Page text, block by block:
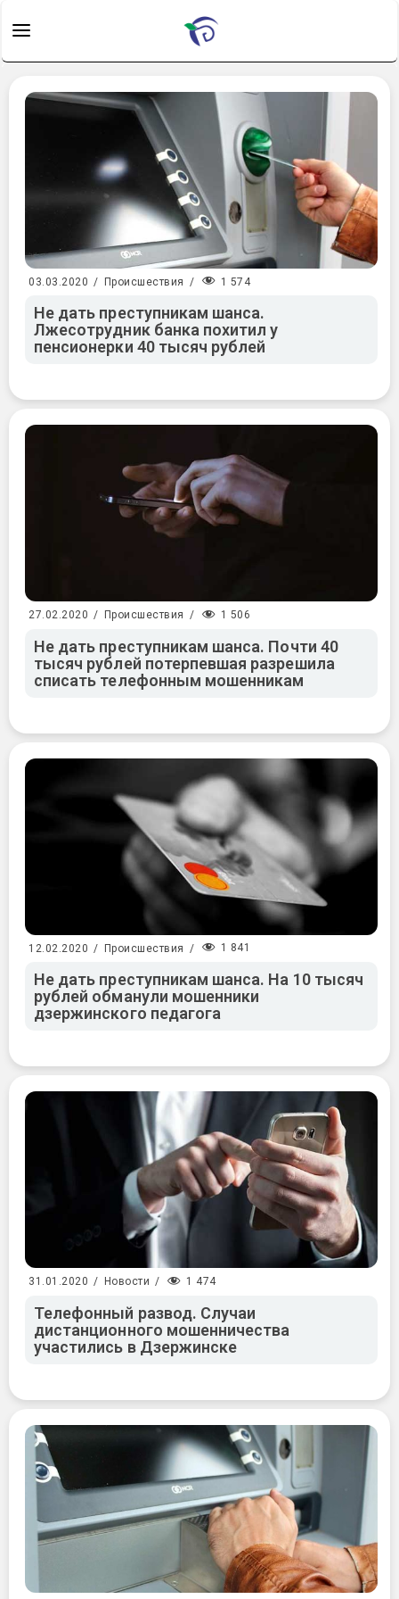
03.03.2020 / Происшествия / 1 574
Не дать преступникам шанса.
Лжесотрудник банка похитил у
пенсионерки 40 тысяч рублей
27.02.2020 / Происшествия / 1 506
Не дать преступникам шанса. Почти 40
тысяч рублей потерпевшая разрешила
списать телефонным мошенникам
12.02.2020 / Происшествия / 1 841
Не дать преступникам шанса. На 10 тысяч
рублей обманули мошенники
дзержинского педагога
31.01.2020 / Новости / 1 474
Телефонный развод. Случаи
дистанционного мошенничества
участились в Дзержинске